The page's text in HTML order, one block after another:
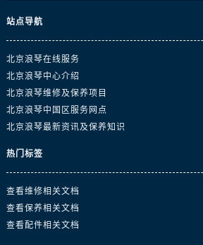
站点导航
北京浪琴在线服务
北京浪琴中心介绍
北京浪琴维修及保养项目
北京浪琴中国区服务网点
北京浪琴最新资讯及保养知识
热门标签
查看维修相关文档
查看保养相关文档
查看配件相关文档